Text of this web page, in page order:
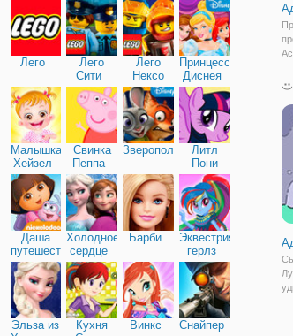
Лего
Лего
Сити
Лего
Нексо
Найтс
Принцессы
Диснея
Малышка
Хейзел
Свинка
Пеппа
Зверополис
Литл
Пони
Дружба
Даша
путешественница
Холодное
сердце
Барби
Эквестрия
герлз
Эльза из
Кухня
Винкс Снайпер